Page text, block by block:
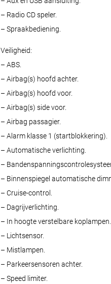
– Radio CD speler.
– Spraakbediening.
Veiligheid:
– ABS.
– Airbag(s) hoofd achter.
– Airbag(s) hoofd voor.
– Airbag(s) side voor.
– Airbag passagier.
– Alarm klasse 1 (startblokkering).
– Automatische verlichting.
–
– Binnenspiegel automatische
– Cruise-control.
– Dagrijverlichting.
– In hoogte verstelbare koplampen.
– Lichtsensor.
– Mistlampen.
– Parkeersensoren achter.
– Speed limiter.